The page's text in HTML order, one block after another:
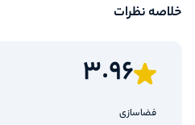
خلاصه نظرات
3.96
فضاسازی